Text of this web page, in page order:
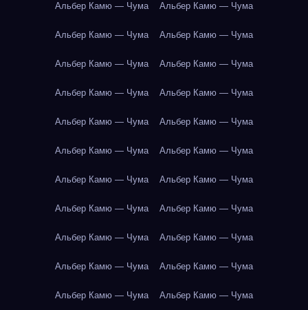
Альбер Камю — Чума Альбер Камю — Чума
Альбер Камю — Чума Альбер Камю — Чума
Альбер Камю — Чума Альбер Камю — Чума
Альбер Камю — Чума Альбер Камю — Чума
Альбер Камю — Чума Альбер Камю — Чума
Альбер Камю — Чума Альбер Камю — Чума
Альбер Камю — Чума Альбер Камю — Чума
Альбер Камю — Чума Альбер Камю — Чума
Альбер Камю — Чума Альбер Камю — Чума
Альбер Камю — Чума Альбер Камю — Чума
Альбер Камю — Чума Альбер Камю — Чума